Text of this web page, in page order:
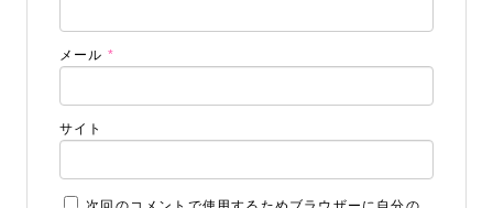
LINE
メール *
サイト